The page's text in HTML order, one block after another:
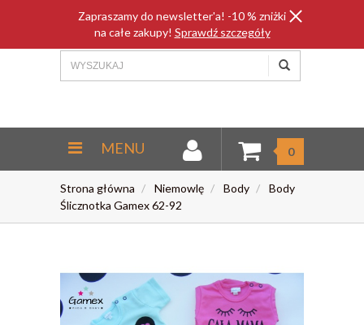
Zapraszamy do newsletter'a! -10 % zniżki
na całe zakupy! Sprawdź szczegóły
MENU 0
Strona główna Niemowlę Body
Body
Ślicznotka Gamex 62-92